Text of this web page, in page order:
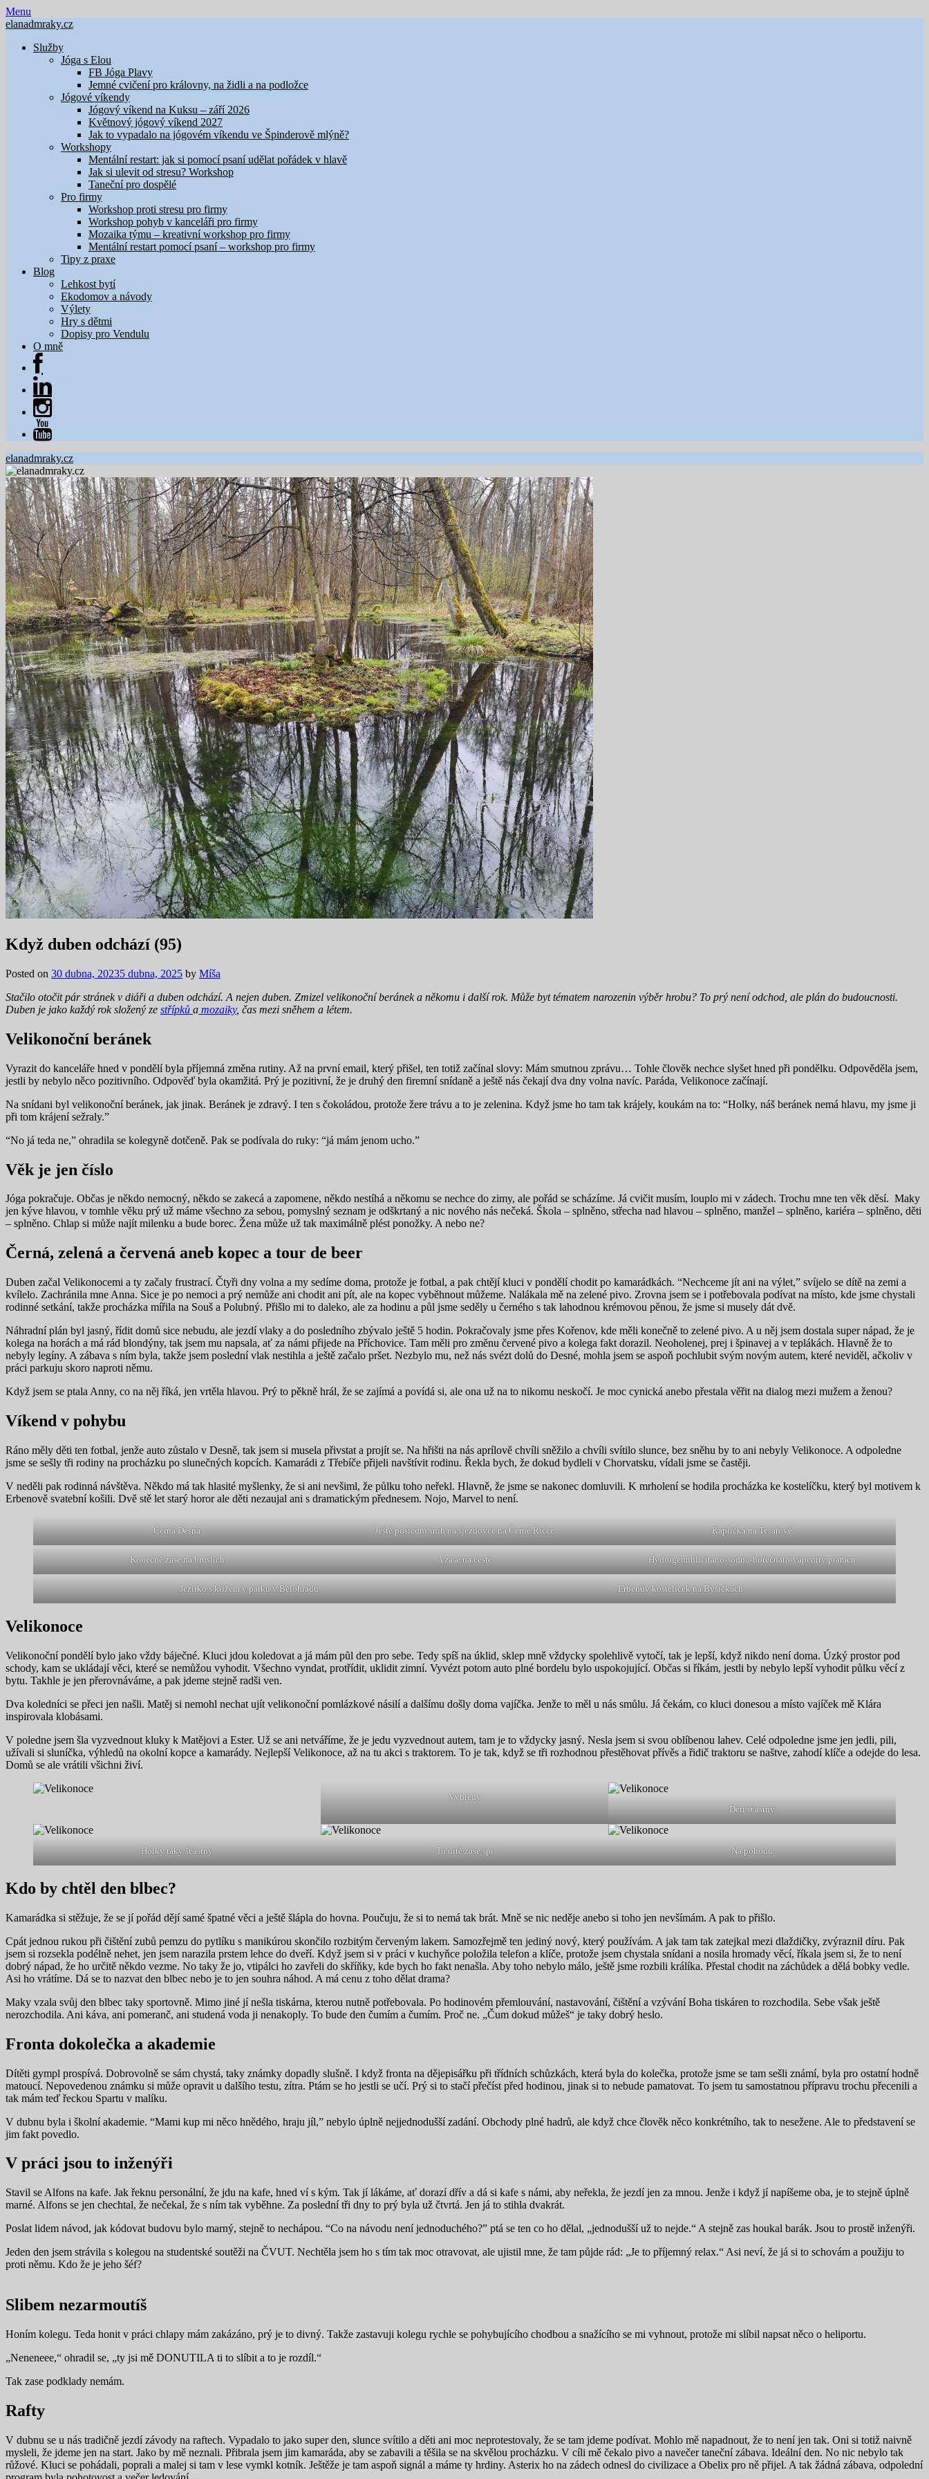
Skip
to
Menu
elanadmraky.cz
Služby
Jóga s Elou
FB Jóga Plavy
Jemné cvičení pro královny, na židli a na podložce
Jógové víkendy
Jógový víkend na Kuksu – září 2026
Květnový jógový víkend 2027
Jak to vypadalo na jógovém víkendu ve Špinderově mlýně?
Workshopy
Mentální restart: jak si pomocí psaní udělat pořádek v hlavě
Jak si ulevit od stresu? Workshop
Taneční pro dospělé
Pro firmy
Workshop proti stresu pro firmy
Workshop pohyb v kanceláři pro firmy
Mozaika týmu – kreativní workshop pro firmy
Mentální restart pomocí psaní – workshop pro firmy
Tipy z praxe
Blog
Lehkost bytí
Ekodomov a návody
Výlety
Hry s dětmi
Dopisy pro Vendulu
O mně
elanadmraky.cz
Když duben odchází (95)
Posted on 30 dubna, 20235 dubna, 2025 by Míša
Stačilo otočit pár stránek v diáři a duben odchází. A nejen duben. Zmizel velikonoční beránek a někomu i další rok. Může byt tématem narozenin výběr hrobu? To prý není odchod, ale plán do budoucnosti.
Duben je jako každý rok složený ze střípků a mozaiky, čas mezi sněhem a létem.
Velikonoční beránek
Vyrazit do kanceláře hned v pondělí byla příjemná změna rutiny. Až na první email, který přišel, ten totiž začínal slovy: Mám smutnou zprávu… Tohle člověk nechce slyšet hned při pondělku. Odpověděla jsem,
jestli by nebylo něco pozitivního. Odpověď byla okamžitá. Prý je pozitivní, že je druhý den firemní snídaně a ještě nás čekají dva dny volna navíc. Paráda, Velikonoce začínají.
Na snídani byl velikonoční beránek, jak jinak. Beránek je zdravý. I ten s čokoládou, protože žere trávu a to je zelenina. Když jsme ho tam tak krájely, koukám na to: “Holky, náš beránek nemá hlavu, my jsme ji
při tom krájení sežraly.”
“No já teda ne,” ohradila se kolegyně dotčeně. Pak se podívala do ruky: “já mám jenom ucho.”
Věk je jen číslo
Jóga pokračuje. Občas je někdo nemocný, někdo se zakecá a zapomene, někdo nestíhá a někomu se nechce do zimy, ale pořád se scházíme. Já cvičit musím, louplo mi v zádech. Trochu mne ten věk děsí. Maky
jen kýve hlavou, v tomhle věku prý už máme všechno za sebou, pomyslný seznam je odškrtaný a nic nového nás nečeká. Škola – splněno, střecha nad hlavou – splněno, manžel – splněno, kariéra – splněno, děti
– splněno. Chlap si může najít milenku a bude borec. Žena může už tak maximálně plést ponožky. A nebo ne?
Černá, zelená a červená aneb kopec a tour de beer
Duben začal Velikonocemi a ty začaly frustrací. Čtyři dny volna a my sedíme doma, protože je fotbal, a pak chtějí kluci v pondělí chodit po kamarádkách. “Nechceme jít ani na výlet,” svíjelo se dítě na zemi a
kvílelo. Zachránila mne Anna. Sice je po nemoci a prý nemůže ani chodit ani pít, ale na kopec vyběhnout můžeme. Nalákala mě na zelené pivo. Zrovna jsem se i potřebovala podívat na místo, kde jsme chystali
rodinné setkání, takže procházka mířila na Souš a Polubný. Přišlo mi to daleko, ale za hodinu a půl jsme seděly u černého s tak lahodnou krémovou pěnou, že jsme si musely dát dvě.
Náhradní plán byl jasný, řídit domů sice nebudu, ale jezdí vlaky a do posledního zbývalo ještě 5 hodin. Pokračovaly jsme přes Kořenov, kde měli konečně to zelené pivo. A u něj jsem dostala super nápad, že je
kolega na horách a má rád blondýny, tak jsem mu napsala, ať za námi přijede na Příchovice. Tam měli pro změnu červené pivo a kolega fakt dorazil. Neoholenej, prej i špinavej a v teplákách. Hlavně že to
nebyly legíny. A zábava s ním byla, takže jsem poslední vlak nestihla a ještě začalo pršet. Nezbylo mu, než nás svézt dolů do Desné, mohla jsem se aspoň pochlubit svým novým autem, které neviděl, ačkoliv v
práci parkuju skoro naproti němu.
Když jsem se ptala Anny, co na něj říká, jen vrtěla hlavou. Prý to pěkně hrál, že se zajímá a povídá si, ale ona už na to nikomu neskočí. Je moc cynická anebo přestala věřit na dialog mezi mužem a ženou?
Víkend v pohybu
Ráno měly děti ten fotbal, jenže auto zůstalo v Desně, tak jsem si musela přivstat a projít se. Na hřišti na nás aprílově chvíli sněžilo a chvíli svítilo slunce, bez sněhu by to ani nebyly Velikonoce. A odpoledne
jsme se sešly tři rodiny na procházku po slunečných kopcích. Kamarádi z Třebíče přijeli navštívit rodinu. Řekla bych, že dokud bydleli v Chorvatsku, vídali jsme se častěji.
V neděli pak rodinná návštěva. Někdo má tak hlasité myšlenky, že si ani nevšiml, že půlku toho neřekl. Hlavně, že jsme se nakonec domluvili. K mrholení se hodila procházka ke kostelíčku, který byl motivem k
Erbenově svatební košili. Dvě stě let starý horor ale děti nezaujal ani s dramatickým přednesem. Nojo, Marvel to není.
Černá Desná Ještě poslední sníh na sjezdovce na Černé Říčce Kaplička na Tesařově
Konečně zase na bruslích A zase na cestě Hydrogenuhličitano-sodno-hořečnato-vápenitý pramen
Jezírko s křížem v parku v Bělohradu Erbenův kostelíček na Byšičkách
Velikonoce
Velikonoční pondělí bylo jako vždy báječné. Kluci jdou koledovat a já mám půl den pro sebe. Tedy spíš na úklid, sklep mně vždycky spolehlivě vytočí, tak je lepší, když nikdo není doma. Úzký prostor pod
schody, kam se ukládají věci, které se nemůžou vyhodit. Všechno vyndat, protřídit, uklidit zimní. Vyvézt potom auto plné bordelu bylo uspokojující. Občas si říkám, jestli by nebylo lepší vyhodit půlku věcí z
bytu. Takhle je jen přerovnáváme, a pak jdeme stejně radši ven.
Dva koledníci se přeci jen našli. Matěj si nemohl nechat ujít velikonoční pomlázkové násilí a dalšímu došly doma vajíčka. Jenže to měl u nás smůlu. Já čekám, co kluci donesou a místo vajíček mě Klára
inspirovala klobásami.
V poledne jsem šla vyzvednout kluky k Matějovi a Ester. Už se ani netváříme, že je jedu vyzvednout autem, tam je to vždycky jasný. Nesla jsem si svou oblíbenou lahev. Celé odpoledne jsme jen jedli, pili,
užívali si sluníčka, výhledů na okolní kopce a kamarády. Nejlepší Velikonoce, až na tu akci s traktorem. To je tak, když se tři rozhodnou přestěhovat přívěs a řidič traktoru se naštve, zahodí klíče a odejde do lesa.
Domů se ale vrátili všichni živí.
Výhledy
Děti šťastný
Holky taky šťastný To dítě zase spí Na pohodu
Kdo by chtěl den blbec?
Kamarádka si stěžuje, že se jí pořád dějí samé špatné věci a ještě šlápla do hovna. Poučuju, že si to nemá tak brát. Mně se nic neděje anebo si toho jen nevšímám. A pak to přišlo.
Cpát jednou rukou při čištění zubů pemzu do pytlíku s manikúrou skončilo rozbitým červeným lakem. Samozřejmě ten jediný nový, který používám. A jak tam tak zatejkal mezi dlaždičky, zvýraznil díru. Pak
jsem si rozsekla podélně nehet, jen jsem narazila prstem lehce do dveří. Když jsem si v práci v kuchyňce položila telefon a klíče, protože jsem chystala snídani a nosila hromady věcí, říkala jsem si, že to není
dobrý nápad, že ho určitě někdo vezme. No taky že jo, vtipálci ho zavřeli do skříňky, kde bych ho fakt nenašla. Aby toho nebylo málo, ještě jsme rozbili králíka. Přestal chodit na záchůdek a dělá bobky vedle.
Asi ho vrátíme. Dá se to nazvat den blbec nebo je to jen souhra náhod. A má cenu z toho dělat drama?
Maky vzala svůj den blbec taky sportovně. Mimo jiné jí nešla tiskárna, kterou nutně potřebovala. Po hodinovém přemlouvání, nastavování, čištění a vzývání Boha tiskáren to rozchodila. Sebe však ještě
nerozchodila. Ani káva, ani pomeranč, ani studená voda ji nenakoply. To bude den čumím a čumím. Proč ne. „Čum dokud můžeš“ je taky dobrý heslo.
Fronta dokolečka a akademie
Dítěti gympl prospívá. Dobrovolně se sám chystá, taky známky dopadly slušně. I když fronta na dějepisářku při třídních schůzkách, která byla do kolečka, protože jsme se tam sešli známí, byla pro ostatní hodně
matoucí. Nepovedenou známku si může opravit u dalšího testu, zítra. Ptám se ho jestli se učí. Prý si to stačí přečíst před hodinou, jinak si to nebude pamatovat. To jsem tu samostatnou přípravu trochu přecenili a
tak mám teď řeckou Spartu v malíku.
V dubnu byla i školní akademie. “Mami kup mi něco hnědého, hraju jíl,” nebylo úplně nejjednodušší zadání. Obchody plné hadrů, ale když chce člověk něco konkrétního, tak to nesežene. Ale to představení se
jim fakt povedlo.
V práci jsou to inženýři
Stavil se Alfons na kafe. Jak řeknu personální, že jdu na kafe, hned ví s kým. Tak jí lákáme, ať dorazí dřív a dá si kafe s námi, aby neřekla, že jezdí jen za mnou. Jenže i když jí napíšeme oba, je to stejně úplně
marné. Alfons se jen chechtal, že nečekal, že s ním tak vyběhne. Za poslední tři dny to prý byla už čtvrtá. Jen já to stihla dvakrát.
Poslat lidem návod, jak kódovat budovu bylo marný, stejně to nechápou. “Co na návodu není jednoduchého?” ptá se ten co ho dělal, „jednodušší už to nejde.“ A stejně zas houkal barák. Jsou to prostě inženýři.
Jeden den jsem strávila s kolegou na studentské soutěži na ČVUT. Nechtěla jsem ho s tím tak moc otravovat, ale ujistil mne, že tam půjde rád: „Je to příjemný relax.“ Asi neví, že já si to schovám a použiju to
proti němu. Kdo že je jeho šéf?
Slibem nezarmoutíš
Honím kolegu. Teda honit v práci chlapy mám zakázáno, prý je to divný. Takže zastavuji kolegu rychle se pohybujícího chodbou a snažícího se mi vyhnout, protože mi slíbil napsat něco o heliportu.
„Neneneee,“ ohradil se, „ty jsi mě DONUTILA ti to slíbit a to je rozdíl.“
Tak zase podklady nemám.
Rafty
V dubnu se u nás tradičně jezdí závody na raftech. Vypadalo to jako super den, slunce svítilo a děti ani moc neprotestovaly, že se tam jdeme podívat. Mohlo mě napadnout, že to není jen tak. Oni si totiž naivně
mysleli, že jdeme jen na start. Jako by mě neznali. Přibrala jsem jim kamaráda, aby se zabavili a těšila se na skvělou procházku. V cíli mě čekalo pivo a navečer taneční zábava. Ideální den. No nic nebylo tak
růžové. Kluci se pohádali, poprali a malej si tam v lese vymkl kotník. Ještěže je tam aspoň signál a máme ty hrdiny. Asterix ho na zádech odnesl do civilizace a Obelix pro ně přijel. A tak žádná zábava, odpolední